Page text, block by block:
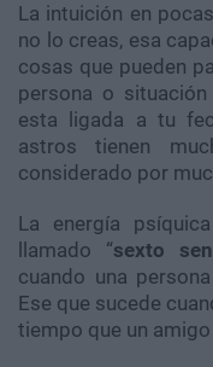
La intuición en
no lo creas, esa
cosas que pueden
persona o
esta ligada a tu
astros tienen
considerado por
La energía
llamado “sexto
cuando una
Ese que sucede
tiempo que un